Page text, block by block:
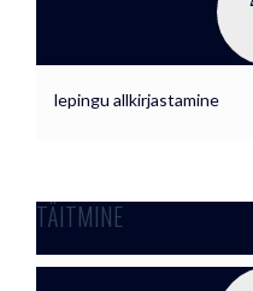
lepingu allkirjastamine
TÄITMINE